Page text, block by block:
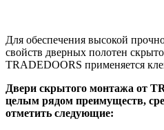
Для обеспечения высокой
свойств дверных полотен
TRADEDOORS применяется
Двери скрытого монтажа от
целым рядом преимуществ,
отметить следующие: